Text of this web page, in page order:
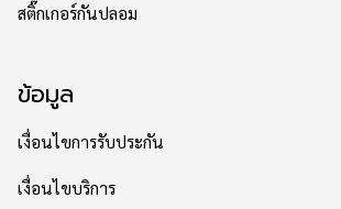
สติ๊กเกอร์กันปลอม
ข้อมูล
เงื่อนไขการรับประกัน
เงื่อนไขบริการ